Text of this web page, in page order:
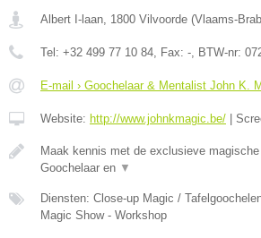
Albert I-laan, 1800 Vilvoorde (Vlaams-
Tel: +32 499 77 10 84, Fax: -, BTW-nr:
E-mail › Goochelaar & Mentalist John K.
Website: http://www.johnkmagic.be/
Maak kennis met de exclusieve
Goochelaar en ▼
Diensten: Close-up Magic /
Magic Show - Workshop